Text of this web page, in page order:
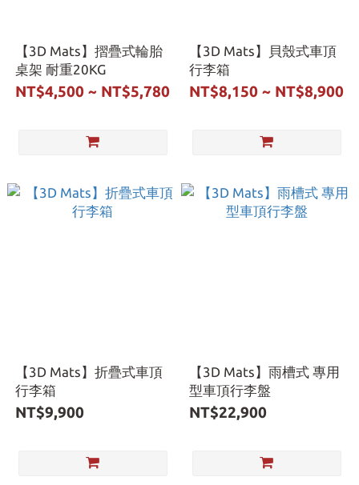
【3D Mats】摺疊式輪胎
桌架 耐重20KG
NT$4,500 ~ NT$5,780
【3D Mats】貝殼式車頂
行李箱
NT$8,150 ~ NT$8,900
【3D Mats】折疊式車頂
行李箱
NT$9,900
【3D Mats】雨槽式 專用
型車頂行李盤
NT$22,900